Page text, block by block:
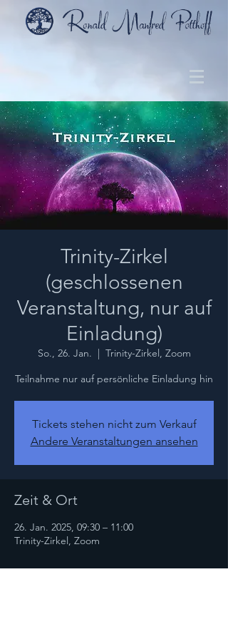
Trinity-Zirkel
(geschlossenen
Veranstaltung, nur auf
Einladung)
So., 26. Jan.
  |
Trinity-Zirkel, Zoom
Teilnahme nur auf persönliche Einladung hin
Tickets stehen nicht zum Verkauf
Andere Veranstaltungen ansehen
Zeit & Ort
26. Jan. 2025, 09:30 – 11:00
Trinity-Zirkel, Zoom